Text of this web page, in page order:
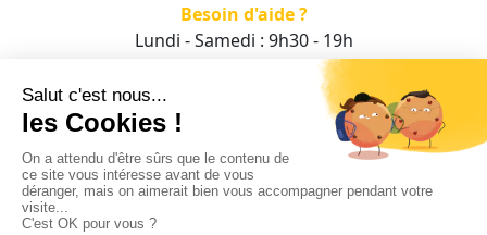
Besoin d'aide ?
Lundi - Samedi : 9h30 - 19h